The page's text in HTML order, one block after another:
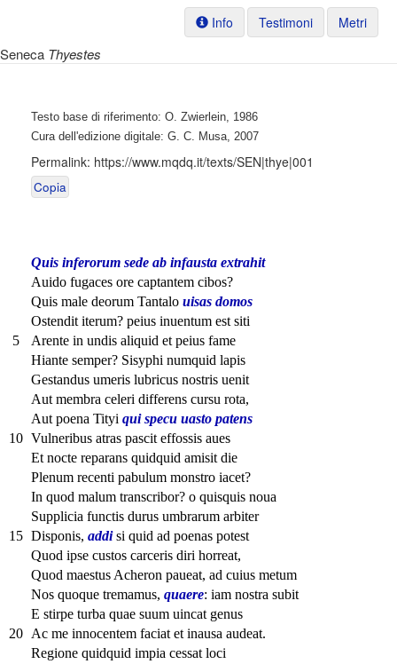
Info Testimoni Metri
Seneca Thyestes
Testo base di riferimento: O. Zwierlein, 1986
Cura dell'edizione digitale: G. C. Musa, 2007
Permalink: https://www.mqdq.it/texts/SEN|thye|001
Copia
Quis inferorum sede ab infausta extrahit
Auido fugaces ore captantem cibos?
Quis male deorum Tantalo uisas domos
Ostendit iterum? peius inuentum est siti
5
Arente in undis aliquid et peius fame
Hiante semper? Sisyphi numquid lapis
Gestandus umeris lubricus nostris uenit
Aut membra celeri differens cursu rota,
Aut poena Tityi qui specu uasto patens
10 Vulneribus atras pascit effossis aues
Et nocte reparans quidquid amisit die
Plenum recenti pabulum monstro iacet?
In quod malum transcribor? o quisquis noua
Supplicia functis durus umbrarum arbiter
15 Disponis, addisi quid ad poenas potest
Quod ipse custos carceris diri horreat,
Quod maestus Acheron paueat, ad cuius metum
Nos quoque tremamus, quaere: iam nostra subit
E stirpe turba quae suum uincat genus
20
Ac me innocentem faciat et inausa audeat.
Regione quidquid impia cessat loci